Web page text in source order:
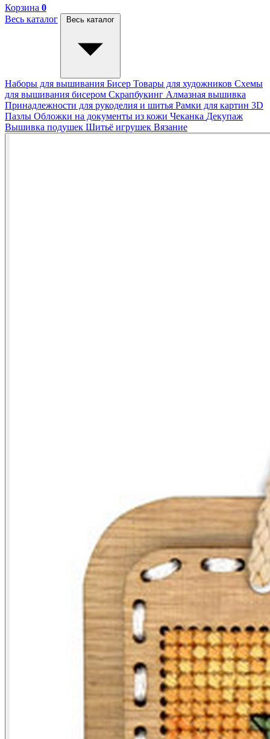
Корзина 0
Весь каталог
Весь каталог
Наборы для вышивания Бисер Товары для художников Схемы
для вышивания бисером Скрапбукинг Алмазная вышивка
Принадлежности для рукоделия и шитья Рамки для картин 3D
Пазлы Обложки на документы из кожи Чеканка Декупаж
Вышивка подушек Шитьё игрушек Вязание